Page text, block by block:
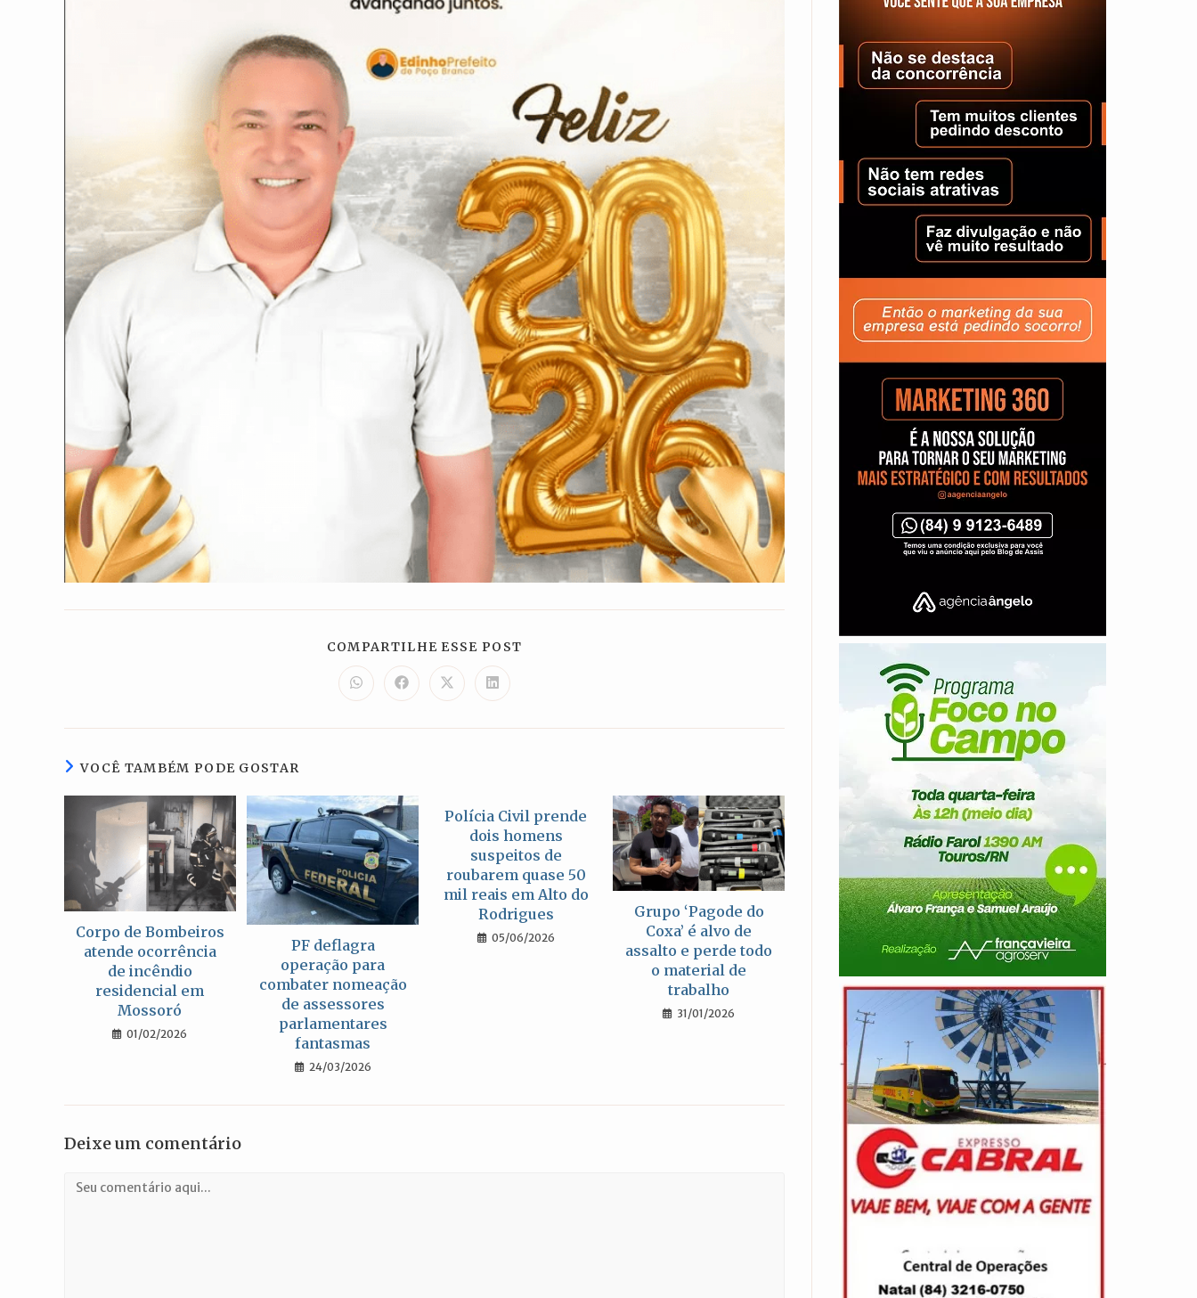
COMPARTILHE ESSE POST
Abre
em
nova
Abre
em
nova
Abre
em
nova
Abre
em
nova
VOCÊ TAMBÉM PODE GOSTAR
Corpo de Bombeiros
atende ocorrência
de incêndio
residencial em
Mossoró
01/02/2026
PF deflagra
operação para
combater nomeação
de assessores
parlamentares
fantasmas
24/03/2026
Polícia Civil prende
dois homens
suspeitos de
roubarem quase 50
mil reais em Alto do
Rodrigues
05/06/2026
Grupo ‘Pagode do
Coxa’ é alvo de
assalto e perde todo
o material de
trabalho
31/01/2026
Deixe um comentário
Comentário